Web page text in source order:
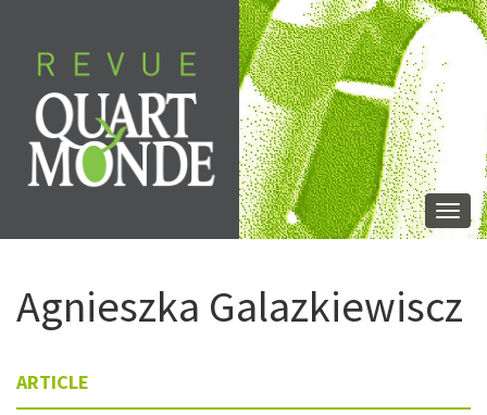
content
Agnieszka Galazkiewiscz
ARTICLE